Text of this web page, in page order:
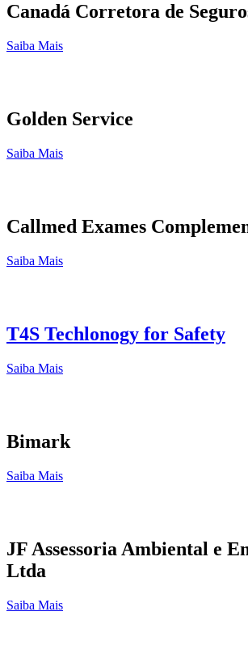
Canadá Corretora de
Saiba Mais
Golden Service
Saiba Mais
Callmed Exames
Saiba Mais
T4S Techlonogy for Safety
Saiba Mais
Bimark
Saiba Mais
JF Assessoria Ambiental e
Ltda
Saiba Mais